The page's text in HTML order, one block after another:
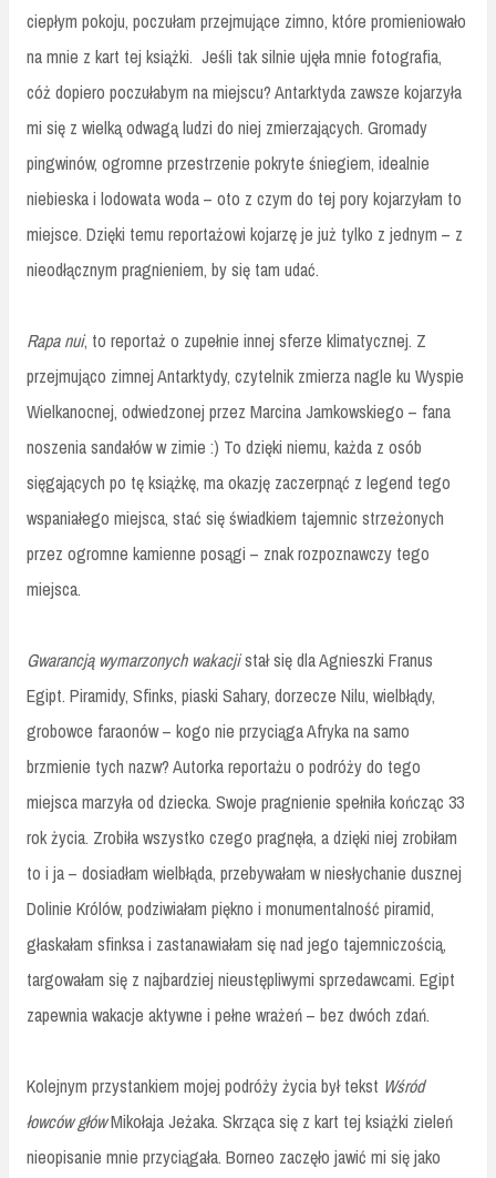
ciepłym pokoju, poczułam przejmujące zimno, które promieniowało
na mnie z kart tej książki. Jeśli tak silnie ujęła mnie fotografia,
cóż dopiero poczułabym na miejscu? Antarktyda zawsze kojarzyła
mi się z wielką odwagą ludzi do niej zmierzających. Gromady
pingwinów, ogromne przestrzenie pokryte śniegiem, idealnie
niebieska i lodowata woda – oto z czym do tej pory kojarzyłam to
miejsce. Dzięki temu reportażowi kojarzę je już tylko z jednym – z
nieodłącznym pragnieniem, by się tam udać.
Rapa nui, to reportaż o zupełnie innej sferze klimatycznej. Z
przejmująco zimnej Antarktydy, czytelnik zmierza nagle ku Wyspie
Wielkanocnej, odwiedzonej przez Marcina Jamkowskiego – fana
noszenia sandałów w zimie :) To dzięki niemu, każda z osób
sięgających po tę książkę, ma okazję zaczerpnąć z legend tego
wspaniałego miejsca, stać się świadkiem tajemnic strzeżonych
przez ogromne kamienne posągi – znak rozpoznawczy tego
miejsca.
Gwarancją wymarzonych wakacjistał się dla Agnieszki Franus
Egipt. Piramidy, Sfinks, piaski Sahary, dorzecze Nilu, wielbłądy,
grobowce faraonów – kogo nie przyciąga Afryka na samo
brzmienie tych nazw? Autorka reportażu o podróży do tego
miejsca marzyła od dziecka. Swoje pragnienie spełniła kończąc 33
rok życia. Zrobiła wszystko czego pragnęła, a dzięki niej zrobiłam
to i ja – dosiadłam wielbłąda, przebywałam w niesłychanie dusznej
Dolinie Królów, podziwiałam piękno i monumentalność piramid,
głaskałam sfinksa i zastanawiałam się nad jego tajemniczością,
targowałam się z najbardziej nieustępliwymi sprzedawcami. Egipt
zapewnia wakacje aktywne i pełne wrażeń – bez dwóch zdań.
Kolejnym przystankiem mojej podróży życia był tekst Wśród
łowców główMikołaja Jeżaka. Skrząca się z kart tej książki zieleń
nieopisanie mnie przyciągała. Borneo zaczęło jawić mi się jako